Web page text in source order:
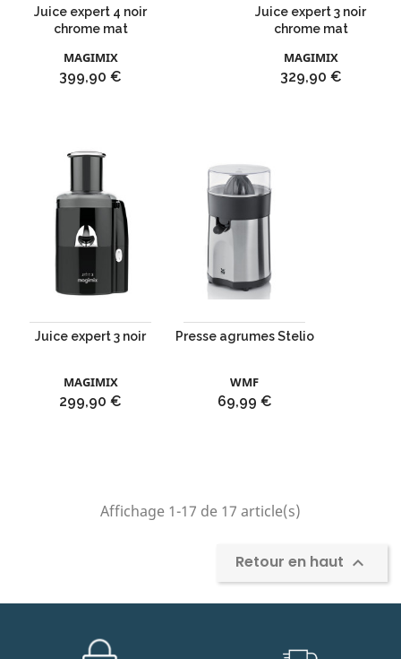
Juice expert 4 noir
chrome mat
MAGIMIX
Prix
399,90 €
Juice expert 3 noir
chrome mat
MAGIMIX
Prix
329,90 €
Juice expert 3 noir
MAGIMIX
Prix
299,90 €
Presse agrumes Stelio
WMF
Prix
69,99 €
Affichage 1-17 de 17 article(s)
Retour en haut 